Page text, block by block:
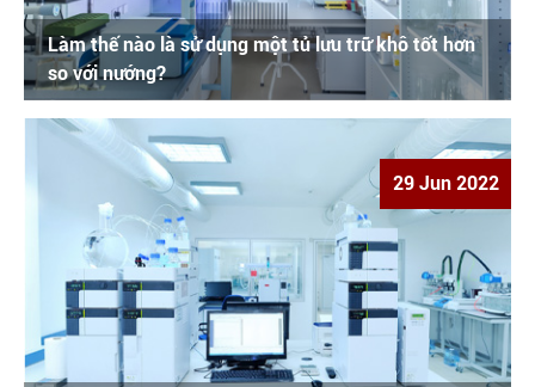
Làm thế nào là sử dụng một tủ lưu trữ khô tốt hơn
so với nướng?
29 Jun 2022